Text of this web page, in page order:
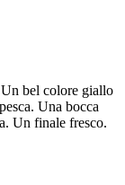
bel colore giallo
Una bocca
Un finale fresco.